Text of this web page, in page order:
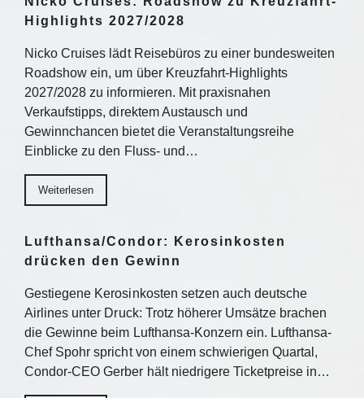
Highlights 2027/2028
Nicko Cruises lädt Reisebüros zu einer bundesweiten
Roadshow ein, um über Kreuzfahrt-Highlights
2027/2028 zu informieren. Mit praxisnahen
Verkaufstipps, direktem Austausch und
Gewinnchancen bietet die Veranstaltungsreihe
Einblicke zu den Fluss- und…
Weiterlesen
Lufthansa/Condor: Kerosinkosten
drücken den Gewinn
Gestiegene Kerosinkosten setzen auch deutsche
Airlines unter Druck: Trotz höherer Umsätze brachen
die Gewinne beim Lufthansa-Konzern ein. Lufthansa-
Chef Spohr spricht von einem schwierigen Quartal,
Condor-CEO Gerber hält niedrigere Ticketpreise in…